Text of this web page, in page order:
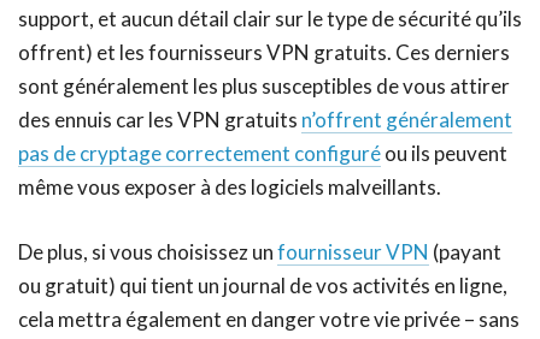
support, et aucun détail clair sur le type de sécurité qu’ils
offrent) et les fournisseurs VPN gratuits. Ces derniers
sont généralement les plus susceptibles de vous attirer
des ennuis car les VPN gratuits n’offrent généralement
pas de cryptage correctement configuréou ils peuvent
même vous exposer à des logiciels malveillants.
De plus, si vous choisissez unfournisseur VPN (payant
ou gratuit) qui tient un journal de vos activités en ligne,
cela mettra également en danger votre vie privée – sans